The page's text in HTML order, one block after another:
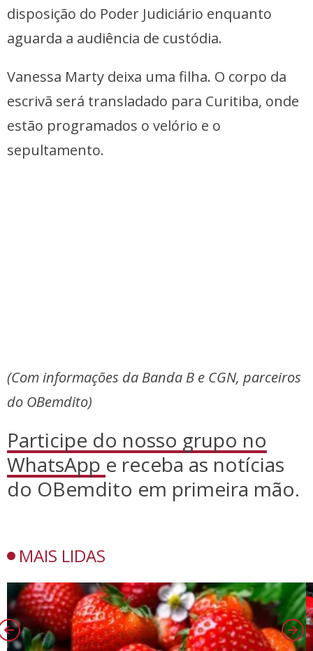
disposição do Poder Judiciário enquanto
aguarda a audiência de custódia.
Vanessa Marty deixa uma filha. O corpo da
escrivã será transladado para Curitiba, onde
estão programados o velório e o
sepultamento.
(Com informações da Banda B e CGN, parceiros
do OBemdito)
Participe do nosso grupo no
WhatsApp e receba as notícias
do OBemdito em primeira mão.
MAIS LIDAS